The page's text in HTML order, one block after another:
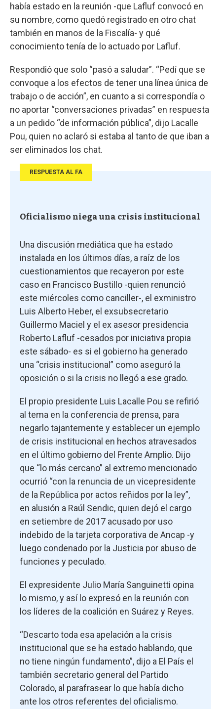
había estado en la reunión -que Lafluf convocó en
su nombre, como quedó registrado en otro chat
también en manos de la Fiscalía- y qué
conocimiento tenía de lo actuado por Lafluf.
Respondió que solo “pasó a saludar”. “Pedí que se
convoque a los efectos de tener una línea única de
trabajo o de acción”, en cuanto a si correspondía o
no aportar “conversaciones privadas” en respuesta
a un pedido “de información pública”, dijo Lacalle
Pou, quien no aclaró si estaba al tanto de que iban a
ser eliminados los chat.
RESPUESTA AL FA
Oficialismo niega una crisis institucional
Una discusión mediática que ha estado
instalada en los últimos días, a raíz de los
cuestionamientos que recayeron por este
caso en Francisco Bustillo -quien renunció
este miércoles como canciller-, el exministro
Luis Alberto Heber, el exsubsecretario
Guillermo Maciel y el ex asesor presidencia
Roberto Lafluf -cesados por iniciativa propia
este sábado- es si el gobierno ha generado
una “crisis institucional” como aseguró la
oposición o si la crisis no llegó a ese grado.
El propio presidente Luis Lacalle Pou se refirió
al tema en la conferencia de prensa, para
negarlo tajantemente y establecer un ejemplo
de crisis institucional en hechos atravesados
en el último gobierno del Frente Amplio. Dijo
que “lo más cercano” al extremo mencionado
ocurrió “con la renuncia de un vicepresidente
de la República por actos reñidos por la ley”,
en alusión a Raúl Sendic, quien dejó el cargo
en setiembre de 2017 acusado por uso
indebido de la tarjeta corporativa de Ancap -y
luego condenado por la Justicia por abuso de
funciones y peculado.
El expresidente Julio María Sanguinetti opina
lo mismo, y así lo expresó en la reunión con
los líderes de la coalición en Suárez y Reyes.
“Descarto toda esa apelación a la crisis
institucional que se ha estado hablando, que
no tiene ningún fundamento”, dijo a El País el
también secretario general del Partido
Colorado, al parafrasear lo que había dicho
ante los otros referentes del oficialismo.